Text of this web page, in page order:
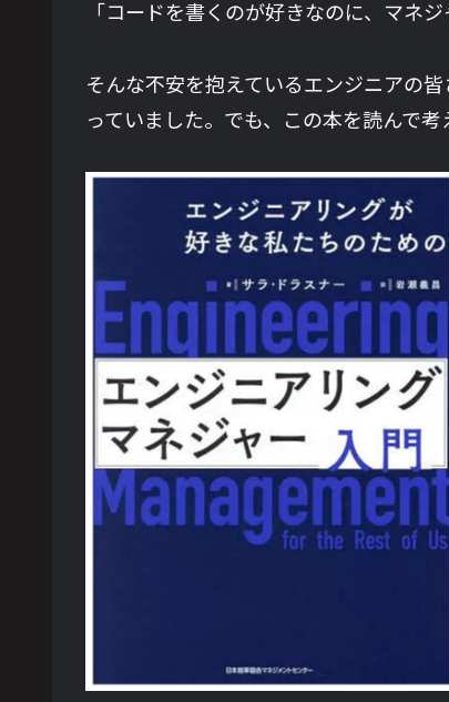
「コードを書くのが好きなのに、マネ
そんな不安を抱えているエンジニアの
っていました。でも、この本を読んで考